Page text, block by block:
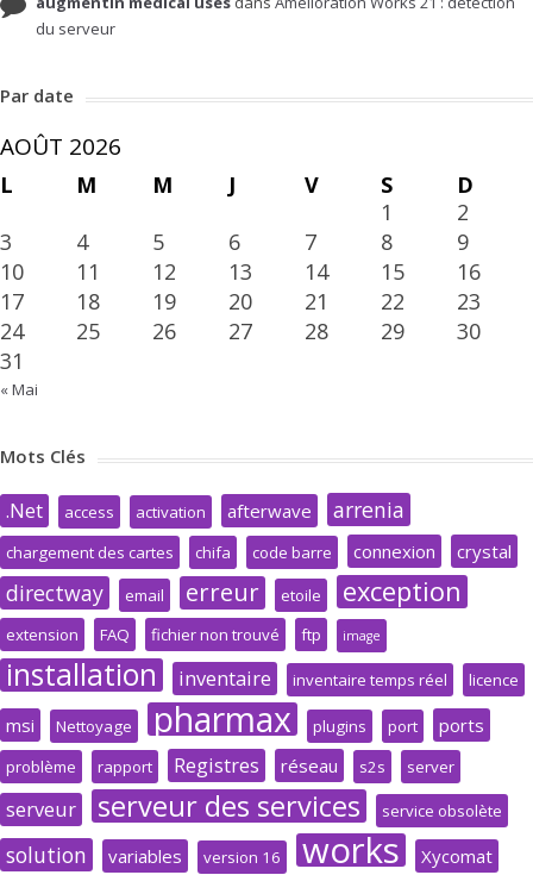
du serveur
Par date
AOÛT 2026
L M M J V S
D
1
2
3
4 5 6 7 8
9
10
11 12 13 14 15
16
17
18 19 20 21 22
23
24
25 26 27 28 29
30
31
« Mai
Mots Clés
.Net access activation afterwave arrenia
chargement des cartes chifa code barre connexion crystal
directway email erreur etoile exception
extension FAQ fichier non trouvé ftp image
installation inventaire inventaire temps réel licence
msi Nettoyage pharmax plugins port ports
problème rapport Registres réseau s2s server
serveur serveur des services service obsolète
solution variables version 16 works Xycomat